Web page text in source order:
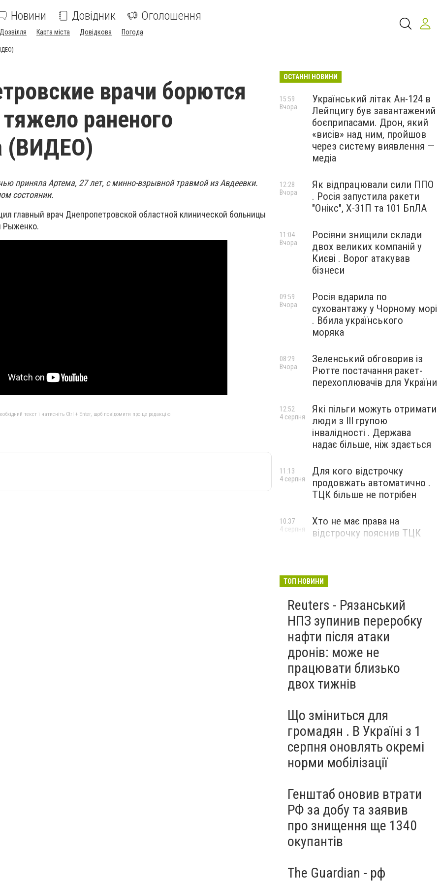
Новини Довідник Оголошення
Дозвілля Карта міста Довідкова Погода
врачи борются
раненого
(ВИДЕО)
приняла Артема, 27 лет, с минно-взрывной травмой из Авдеевки.
состоянии.
главный врач Днепропетровской областной клинической больницы
Рыженко.
текст і натисніть Ctrl + Enter, щоб повідомити про це редакцію
ОСТАННІ НОВИНИ
Український літак Ан-124 в
Лейпцигу був завантажений
боєприпасами. Дрон, який
«висів» над ним, пройшов
через систему виявлення —
медіа
15:59
Вчора
Як відпрацювали сили ППО
. Росія запустила ракети
"Онікс", Х-31П та 101 БпЛА
12:28
Вчора
Росіяни знищили склади
двох великих компаній у
Києві . Ворог атакував
бізнеси
11:04
Вчора
Росія вдарила по
суховантажу у Чорному морі
. Вбила українського
моряка
09:59
Вчора
Зеленський обговорив із
Рютте постачання ракет-
перехоплювачів для України
08:29
Вчора
Які пільги можуть отримати
люди з III групою
інвалідності . Держава
надає більше, ніж здається
12:52
4 серпня
Для кого відстрочку
продовжать автоматично .
ТЦК більше не потрібен
11:13
4 серпня
Хто не має права на
відстрочку пояснив ТЦК
10:37
4 серпня
ТОП НОВИНИ
Reuters - Рязанський
НПЗ зупинив переробку
нафти після атаки
дронів: може не
працювати близько
двох тижнів
Що зміниться для
громадян . В Україні з 1
серпня оновлять окремі
норми мобілізації
Генштаб оновив втрати
РФ за добу та заявив
про знищення ще 1340
окупантів
The Guardian - рф